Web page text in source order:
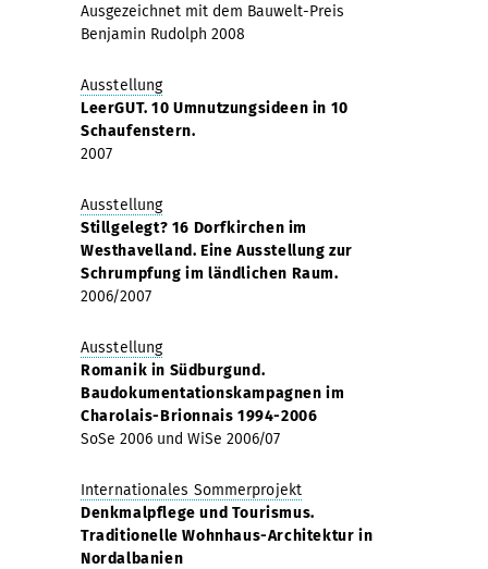
Ausgezeichnet mit dem Bauwelt-Preis
Benjamin Rudolph 2008
Ausstellung
LeerGUT. 10 Umnutzungsideen in 10
Schaufenstern.
2007
Ausstellung
Stillgelegt? 16 Dorfkirchen im
Westhavelland. Eine Ausstellung zur
Schrumpfung im ländlichen Raum.
2006/2007
Ausstellung
Romanik in Südburgund.
Baudokumentationskampagnen im
Charolais-Brionnais 1994-2006
SoSe 2006 und WiSe 2006/07
Internationales Sommerprojekt
Denkmalpflege und Tourismus.
Traditionelle Wohnhaus-Architektur in
Nordalbanien